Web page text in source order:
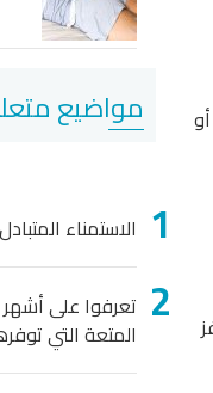
مواضيع
الاستمناء
تعرفوا على
المتعة التي